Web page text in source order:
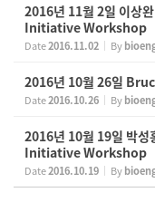
2016년 11월 2일 이상
Initiative Workshop
Date2016.11.02 By
2016년 10월 26일
Date2016.10.26 By
2016년 10월 19일 박
Initiative Workshop
Date2016.10.19 By